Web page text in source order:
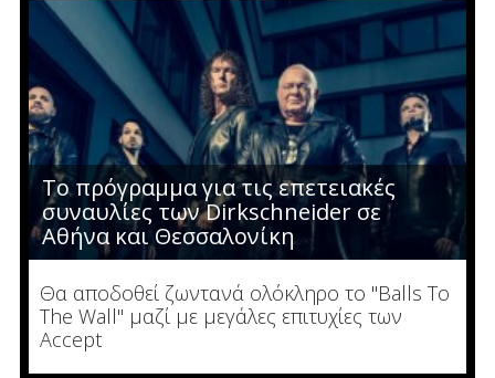
Το πρόγραμμα για τις επετειακές
συναυλίες των Dirkschneider σε
Αθήνα και Θεσσαλονίκη
Θα αποδοθεί ζωντανά ολόκληρο το "Balls To
The Wall" μαζί με μεγάλες επιτυχίες των
Accept